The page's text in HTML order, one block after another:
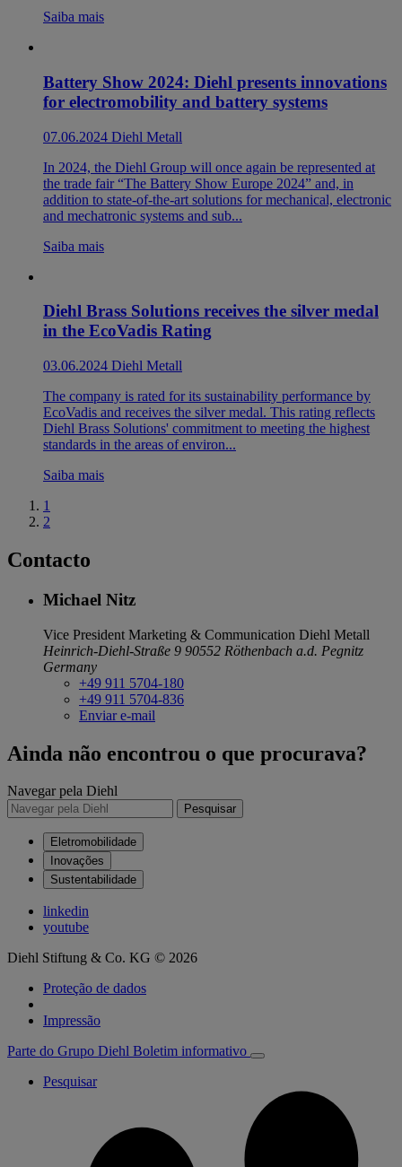
Saiba mais
Battery Show 2024: Diehl presents innovations
for electromobility and battery systems
07.06.2024 Diehl Metall
In 2024, the Diehl Group will once again be represented at
the trade fair “The Battery Show Europe 2024” and, in
addition to state-of-the-art solutions for mechanical, electronic
and mechatronic systems and sub...
Saiba mais
Diehl Brass Solutions receives the silver medal
in the EcoVadis Rating
03.06.2024 Diehl Metall
The company is rated for its sustainability performance by
EcoVadis and receives the silver medal. This rating reflects
Diehl Brass Solutions' commitment to meeting the highest
standards in the areas of environ...
Saiba mais
1
2
Contacto
Michael Nitz
Vice President Marketing & Communication Diehl Metall
Heinrich-Diehl-Straße 9 90552 Röthenbach a.d. Pegnitz
Germany
+49 911 5704-180
+49 911 5704-836
Enviar e-mail
Ainda não encontrou o que procurava?
Navegar pela Diehl
Pesquisar
Eletromobilidade
Inovações
Sustentabilidade
linkedin
youtube
Diehl Stiftung & Co. KG © 2026
Proteção de dados
Impressão
Parte do Grupo Diehl Boletim informativo
Pesquisar